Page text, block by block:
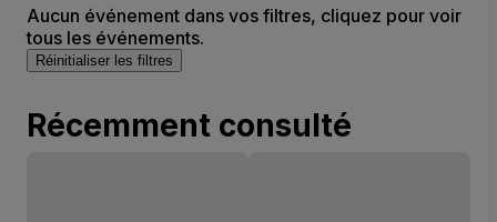
Aucun événement dans vos filtres, cliquez pour voir
tous les événements.
Réinitialiser les filtres
Récemment consulté